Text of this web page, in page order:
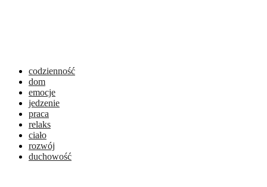
codzienność
dom
emocje
jedzenie
praca
relaks
ciało
rozwój
duchowość